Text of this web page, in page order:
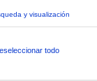
y visualización
todo